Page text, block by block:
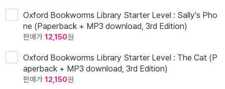
Oxford Bookworms Library Starter Level : Sally's Pho
ne (Paperback + MP3 download, 3rd Edition)
판매가 12,150원
Oxford Bookworms Library Starter Level : The Cat (P
aperback + MP3 download, 3rd Edition)
판매가 12,150원